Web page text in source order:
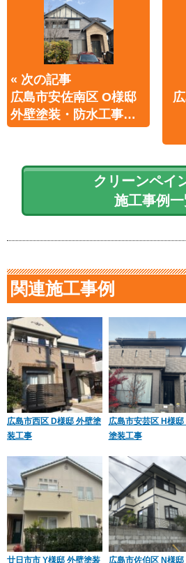
« 次の記事
広島市安佐南区 O様邸
外壁塗装・防水工事…
クリーンペイ
施工事例
関連施工事例
広島市西区 D様邸 外壁塗
装工事
広島市安芸区 H様邸
塗装工事
廿日市市 Y様邸 外壁塗装 広島市佐伯区 N様邸